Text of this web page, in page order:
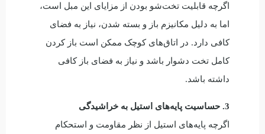
اگرچه قابلیت تخت‌شو بودن از مزایای این مبل است،
اما به دلیل مکانیزم باز و بسته شدن، نیاز به فضای
کافی دارد. در اتاق‌های کوچک ممکن است باز کردن
کامل تخت دشوار باشد و نیاز به فضای باز کافی
داشته باشد.
3. حساسیت پایه‌های استیل به خراشیدگی
اگرچه پایه‌های استیل از نظر مقاومت و استحکام